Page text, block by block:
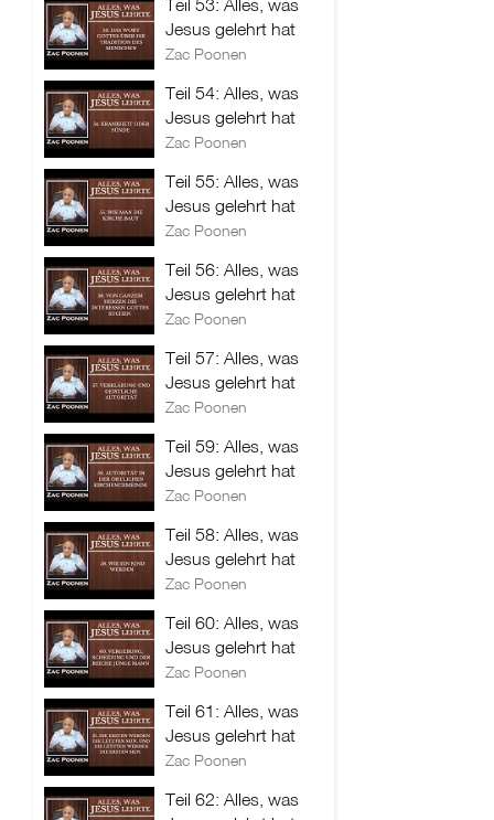
Teil 53: Alles, was
Jesus gelehrt hat
Zac Poonen
Teil 54: Alles, was
Jesus gelehrt hat
Zac Poonen
Teil 55: Alles, was
Jesus gelehrt hat
Zac Poonen
Teil 56: Alles, was
Jesus gelehrt hat
Zac Poonen
Teil 57: Alles, was
Jesus gelehrt hat
Zac Poonen
Teil 59: Alles, was
Jesus gelehrt hat
Zac Poonen
Teil 58: Alles, was
Jesus gelehrt hat
Zac Poonen
Teil 60: Alles, was
Jesus gelehrt hat
Zac Poonen
Teil 61: Alles, was
Jesus gelehrt hat
Zac Poonen
Teil 62: Alles, was